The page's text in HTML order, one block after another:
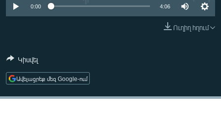
ՍՊՈՐՏ
ԿՈՐՈՆԱՎԻՐՈՒՍ
ԱՐԽԻՎ
ՏԵՍԱՆՅՈՒԹԵՐ
0:00 4:06
Ուղիղ հղում
Կիսվել
Ավելացրեք մեզ Google-ում